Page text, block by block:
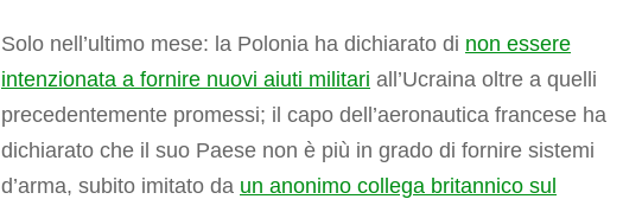
Solo nell’ultimo mese: la Polonia ha dichiarato di non essere
intenzionata a fornire nuovi aiuti militari all’Ucraina oltre a quelli
precedentemente promessi; il capo dell’aeronautica francese ha
dichiarato che il suo Paese non è più in grado di fornire sistemi
d’arma, subito imitato da un anonimo collega britannico sul